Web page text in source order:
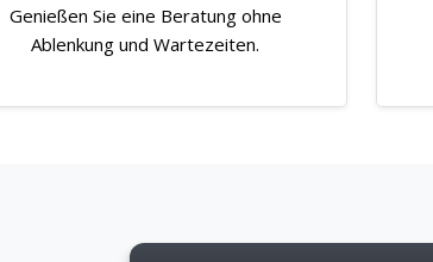
Genießen Sie eine Beratung ohne
Ablenkung und Wartezeiten.